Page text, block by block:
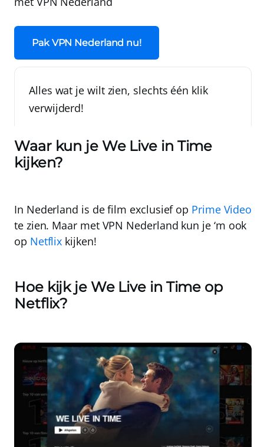
Pak VPN Nederland nu!
Alles wat je wilt zien, slechts één klik
verwijderd!
Waar kun je We Live in Time
kijken?
In Nederland is de film exclusief op Prime Video
te zien. Maar met VPN Nederland kun je ‘m ook
op Netflix kijken!
Hoe kijk je We Live in Time op
Netflix?